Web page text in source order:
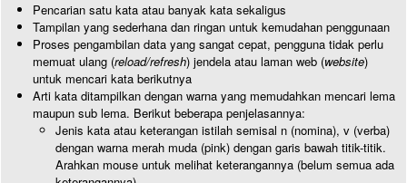
Pencarian satu kata atau banyak kata sekaligus
Tampilan yang sederhana dan ringan untuk kemudahan penggunaan
Proses pengambilan data yang sangat cepat, pengguna tidak perlu
memuat ulang (reload/refresh) jendela atau laman web (website)
untuk mencari kata berikutnya
Arti kata ditampilkan dengan warna yang memudahkan mencari lema
maupun sub lema. Berikut beberapa penjelasannya:
Jenis kata atau keterangan istilah semisal n (nomina), v (verba)
dengan warna merah muda (pink) dengan garis bawah titik-titik.
Arahkan mouse untuk melihat keterangannya (belum semua ada